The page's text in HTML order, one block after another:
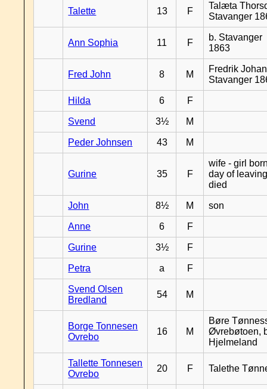
Talette 13 F
Talæta
Stavanger
Ann Sophia 11 F
b. Stavanger
1863
Fred John 8 M
Fredrik
Stavanger
Hilda 6 F
Svend 3½ M
Peder Johnsen 43 M
Gurine 35 F
wife - girl
day of
died
John 8½ M son
Anne 6 F
Gurine 3½ F
Petra a F
Svend Olsen
Bredland
54 M
Borge Tonnesen
Ovrebo
16 M
Børe
Øvrebøtoen,
Hjelmeland
Tallette Tonnesen
Ovrebo
20 F Talethe